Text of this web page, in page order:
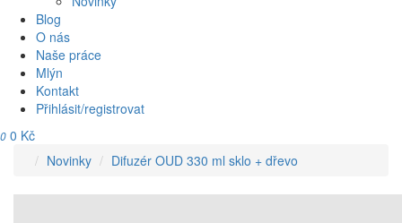
Blog
O nás
Naše práce
Mlýn
Kontakt
Přihlásit/registrovat
0 0 Kč
Novinky
Difuzér OUD 330 ml sklo + dřevo